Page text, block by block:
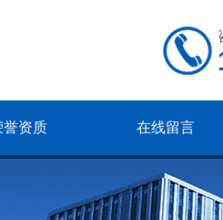
誉资质 在线留言